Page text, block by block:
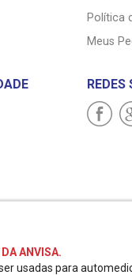
Política
Meus
REDES
ANVISA.
usadas para